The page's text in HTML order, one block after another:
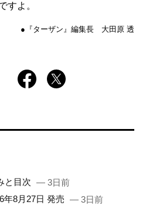
すよ。
●『ターザン』編集長 大田原 透
と目次 — 3日前
年8月27日 発売 — 3日前